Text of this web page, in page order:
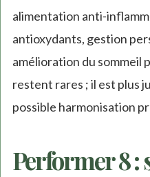
alimentation anti-
antioxydants, gestion
amélioration du sommeil
restent rares ; il est plus
possible harmonisation
Performer 8 :